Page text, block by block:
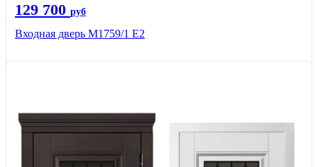
129 700 руб
Входная дверь М1759/1 Е2